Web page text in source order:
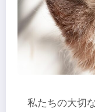
私たちの大切